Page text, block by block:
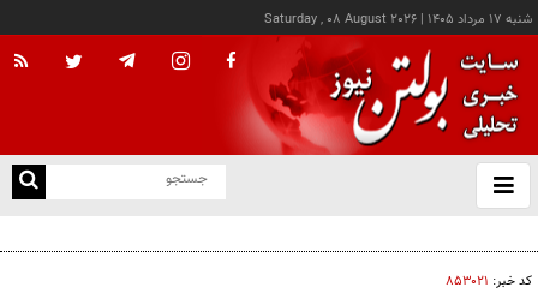
شنبه ۱۷ مرداد ۱۴۰۵ |
Saturday , 08 August 2026
باز
و
کد خبر: ۸۵۳۰۲۱